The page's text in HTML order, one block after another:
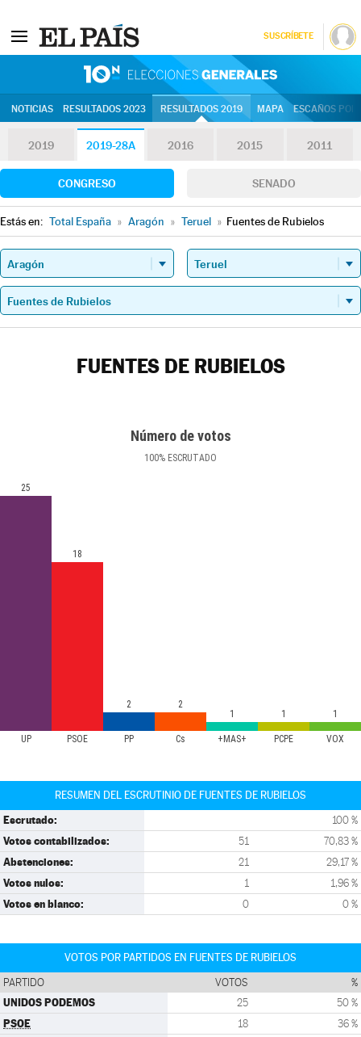
SUSCRÍBETE
NOTICIAS RESULTADOS 2023 RESULTADOS 2019 MAPA ESCAÑOS
2019 2019-28A 2016 2015 2011
CONGRESO SENADO
Estás en: Total España » Aragón » Teruel » Fuentes de Rubielos
FUENTES DE RUBIELOS
Número de votos
100% ESCRUTADO
UP PSOE PP Cs +MAS+ PCPE VOX
25
18
2
2
1
1 1
RESUMEN DEL ESCRUTINIO DE FUENTES DE RUBIELOS
Escrutado: 100 %
Votos contabilizados: 51 70,83 %
Abstenciones: 21 29,17 %
Votos nulos: 1 1,96 %
Votos en blanco: 0 0 %
VOTOS POR PARTIDOS EN FUENTES DE RUBIELOS
PARTIDO VOTOS %
UNIDOS PODEMOS 25 50 %
PSOE 18 36 %